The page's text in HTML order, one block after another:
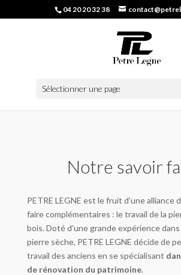
04 20 20 32 38
Sélectionner une page
Notre savoir
PETRE LEGNE est le fruit d’une alliance
faire complémentaires : le travail de la
bois. Doté d’une grande expérience
pierre sèche, PETRE LEGNE décide de
travail des anciens en se spécialisant
de rénovation du patrimoine.